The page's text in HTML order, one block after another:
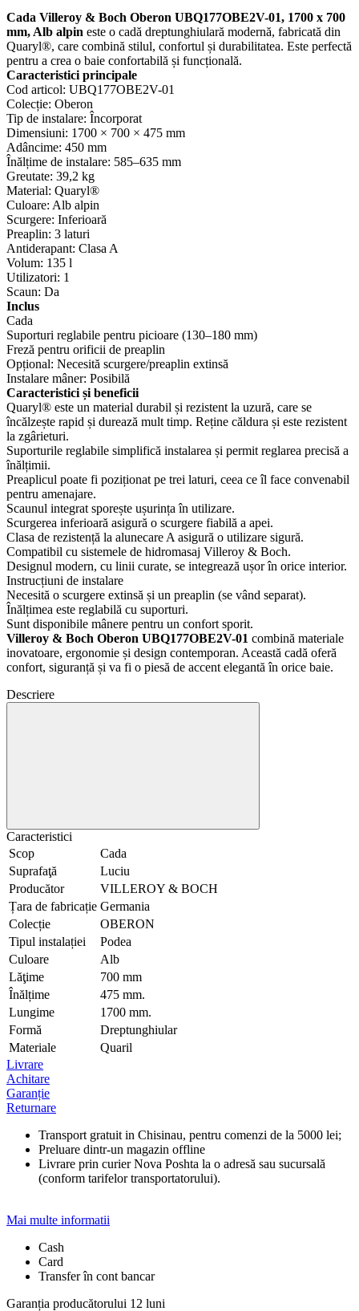
Cada Villeroy & Boch Oberon UBQ177OBE2V-01, 1700 x 700
mm, Alb alpin este o cadă dreptunghiulară modernă, fabricată din
Quaryl®, care combină stilul, confortul și durabilitatea. Este perfectă
pentru a crea o baie confortabilă și funcțională.
Caracteristici principale
Cod articol: UBQ177OBE2V-01
Colecție: Oberon
Tip de instalare: Încorporat
Dimensiuni: 1700 × 700 × 475 mm
Adâncime: 450 mm
Înălțime de instalare: 585–635 mm
Greutate: 39,2 kg
Material: Quaryl®
Culoare: Alb alpin
Scurgere: Inferioară
Preaplin: 3 laturi
Antiderapant: Clasa A
Volum: 135 l
Utilizatori: 1
Scaun: Da
Inclus
Cada
Suporturi reglabile pentru picioare (130–180 mm)
Freză pentru orificii de preaplin
Opțional: Necesită scurgere/preaplin extinsă
Instalare mâner: Posibilă
Caracteristici și beneficii
Quaryl® este un material durabil și rezistent la uzură, care se
încălzește rapid și durează mult timp. Reține căldura și este rezistent
la zgârieturi.
Suporturile reglabile simplifică instalarea și permit reglarea precisă a
înălțimii.
Preaplicul poate fi poziționat pe trei laturi, ceea ce îl face convenabil
pentru amenajare.
Scaunul integrat sporește ușurința în utilizare.
Scurgerea inferioară asigură o scurgere fiabilă a apei.
Clasa de rezistență la alunecare A asigură o utilizare sigură.
Compatibil cu sistemele de hidromasaj Villeroy & Boch.
Designul modern, cu linii curate, se integrează ușor în orice interior.
Instrucțiuni de instalare
Necesită o scurgere extinsă și un preaplin (se vând separat).
Înălțimea este reglabilă cu suporturi.
Sunt disponibile mânere pentru un confort sporit.
Villeroy & Boch Oberon UBQ177OBE2V-01 combină materiale
inovatoare, ergonomie și design contemporan. Această cadă oferă
confort, siguranță și va fi o piesă de accent elegantă în orice baie.
Descriere
Caracteristici
Scop
Cada
Suprafaţă
Luciu
Producător
VILLEROY & BOCH
Țara de fabricație Germania
Colecție
OBERON
Tipul instalației
Podea
Culoare
Alb
Lăţime
700 mm
Înălțime
475 mm.
Lungime
1700 mm.
Formă
Dreptunghiular
Materiale
Quaril
Livrare
Achitare
Garanție
Returnare
Transport gratuit in Chisinau, pentru comenzi de la 5000 lei;
Preluare dintr-un magazin offline
Livrare prin curier Nova Poshta la o adresă sau sucursală
(conform tarifelor transportatorului).
Mai multe informatii
Cash
Card
Transfer în cont bancar
Garanția producătorului 12 luni